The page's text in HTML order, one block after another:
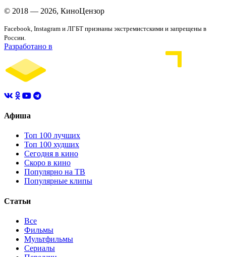
© 2018 — 2026, КиноЦензор
Facebook, Instagram и ЛГБТ признаны экстремистскими и запрещены в
России.
Разработано в
Афиша
Топ 100 лучших
Топ 100 худших
Сегодня в кино
Скоро в кино
Популярно на ТВ
Популярные клипы
Статьи
Все
Фильмы
Мультфильмы
Сериалы